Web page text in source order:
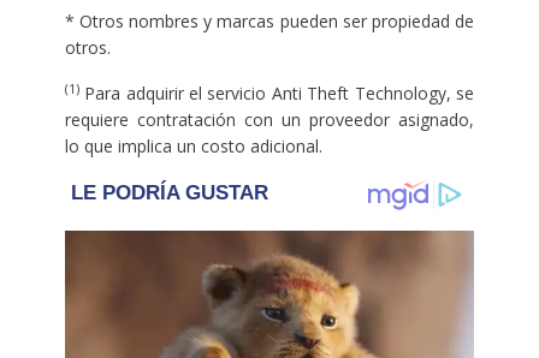
* Otros nombres y marcas pueden ser propiedad de
otros.
(1)Para adquirir el servicio Anti Theft Technology, se
requiere contratación con un proveedor asignado,
lo que implica un costo adicional.